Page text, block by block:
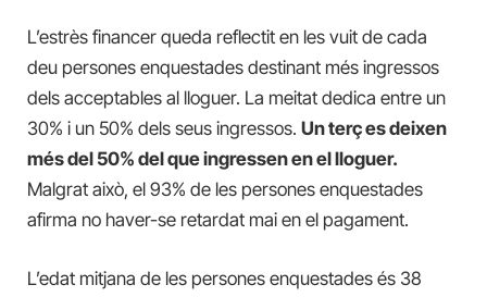
L’estrès financer queda reflectit en les vuit de cada
deu persones enquestades destinant més ingressos
dels acceptables al lloguer. La meitat dedica entre un
30% i un 50% dels seus ingressos. Un terç es deixen
més del 50% del que ingressen en el lloguer.
Malgrat això, el 93% de les persones enquestades
afirma no haver-se retardat mai en el pagament.
L’edat mitjana de les persones enquestades és 38